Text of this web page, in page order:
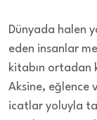
Dünyada halen
eden insanlar
kitabın ortadan
Aksine, eğlence
icatlar yoluyla